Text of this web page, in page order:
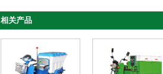
相关产品